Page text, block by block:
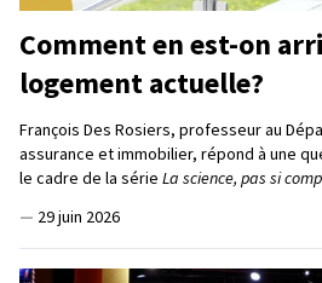
Comment en est-on
logement actuelle?
François Des Rosiers, professeur au
assurance et immobilier, répond à une
le cadre de la série La science, pas si
— 29 juin 2026